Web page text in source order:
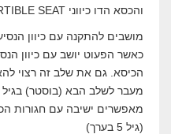
והכסא הדו כיווני CONVERTIBLE SEAT))
מושבים להתקנה עם כיוון
כאשר הפעוט יושב עם כיוון
הכיסא. גם את שלב זה רצוי
(גיל 5 בערך)